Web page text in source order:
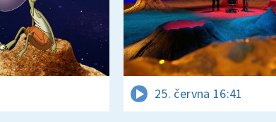
25. června 16:41